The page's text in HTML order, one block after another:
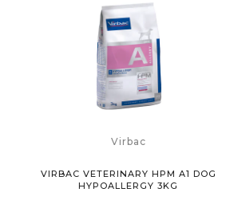
Virbac
VIRBAC VETERINARY HPM A1 DOG
HYPOALLERGY 3KG